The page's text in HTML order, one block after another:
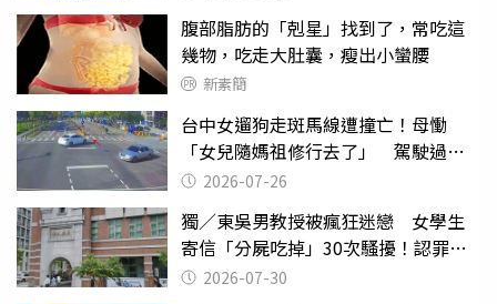
腹部脂肪的「剋星」找到了，常吃這
幾物，吃走大肚囊，瘦出小蠻腰
新素簡
台中女遛狗走斑馬線遭撞亡！母慟
「女兒隨媽祖修行去了」 駕駛過失
致死判9月
2026-07-26
獨／東吳男教授被瘋狂迷戀 女學生
寄信「分屍吃掉」30次騷擾！認罪免
關 2026-07-30